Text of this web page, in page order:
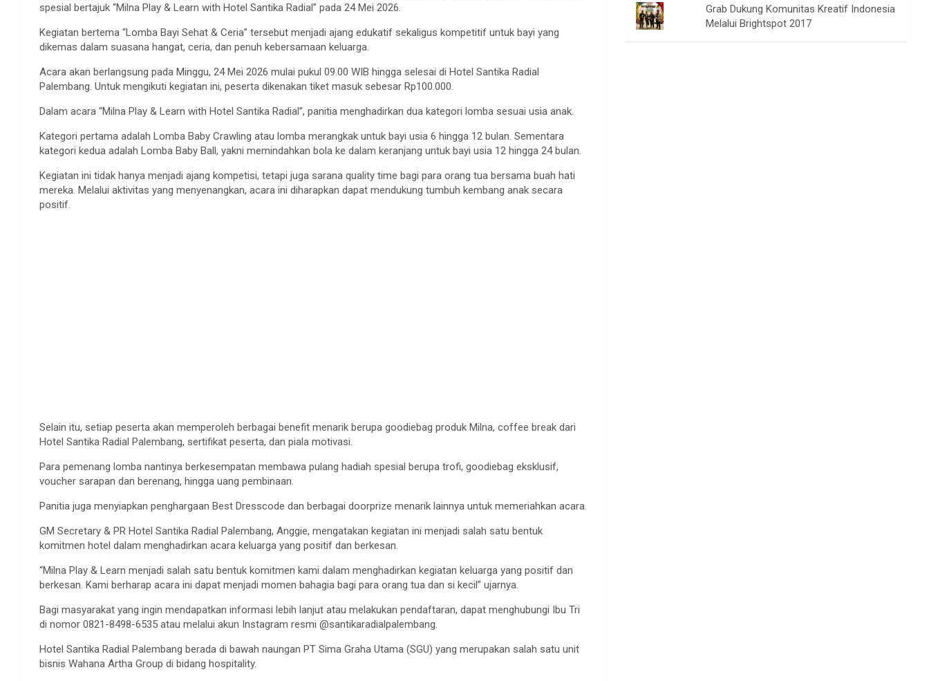
spesial bertajuk “Milna Play & Learn with Hotel Santika Radial” pada 24 Mei 2026.
Kegiatan bertema “Lomba Bayi Sehat & Ceria” tersebut menjadi ajang edukatif sekaligus kompetitif untuk bayi yang
dikemas dalam suasana hangat, ceria, dan penuh kebersamaan keluarga.
Acara akan berlangsung pada Minggu, 24 Mei 2026 mulai pukul 09.00 WIB hingga selesai di Hotel Santika Radial
Palembang. Untuk mengikuti kegiatan ini, peserta dikenakan tiket masuk sebesar Rp100.000.
Dalam acara “Milna Play & Learn with Hotel Santika Radial”, panitia menghadirkan dua kategori lomba sesuai usia anak.
Kategori pertama adalah Lomba Baby Crawling atau lomba merangkak untuk bayi usia 6 hingga 12 bulan. Sementara
kategori kedua adalah Lomba Baby Ball, yakni memindahkan bola ke dalam keranjang untuk bayi usia 12 hingga 24 bulan.
Kegiatan ini tidak hanya menjadi ajang kompetisi, tetapi juga sarana quality time bagi para orang tua bersama buah hati
mereka. Melalui aktivitas yang menyenangkan, acara ini diharapkan dapat mendukung tumbuh kembang anak secara
positif.
Selain itu, setiap peserta akan memperoleh berbagai benefit menarik berupa goodiebag produk Milna, coffee break dari
Hotel Santika Radial Palembang, sertifikat peserta, dan piala motivasi.
Para pemenang lomba nantinya berkesempatan membawa pulang hadiah spesial berupa trofi, goodiebag eksklusif,
voucher sarapan dan berenang, hingga uang pembinaan.
Panitia juga menyiapkan penghargaan Best Dresscode dan berbagai doorprize menarik lainnya untuk memeriahkan acara.
GM Secretary & PR Hotel Santika Radial Palembang, Anggie, mengatakan kegiatan ini menjadi salah satu bentuk
komitmen hotel dalam menghadirkan acara keluarga yang positif dan berkesan.
“Milna Play & Learn menjadi salah satu bentuk komitmen kami dalam menghadirkan kegiatan keluarga yang positif dan
berkesan. Kami berharap acara ini dapat menjadi momen bahagia bagi para orang tua dan si kecil” ujarnya.
Bagi masyarakat yang ingin mendapatkan informasi lebih lanjut atau melakukan pendaftaran, dapat menghubungi Ibu Tri
di nomor 0821-8498-6535 atau melalui akun Instagram resmi @santikaradialpalembang.
Hotel Santika Radial Palembang berada di bawah naungan PT Sima Graha Utama (SGU) yang merupakan salah satu unit
bisnis Wahana Artha Group di bidang hospitality.
Grab Dukung Komunitas Kreatif Indonesia
Melalui Brightspot 2017